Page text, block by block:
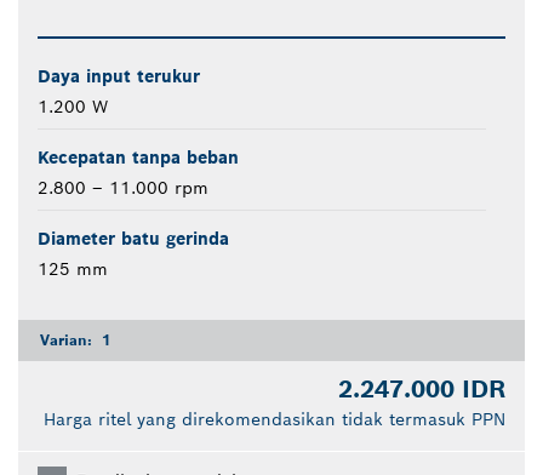
Daya input terukur
1.200 W
Kecepatan tanpa beban
2.800 – 11.000 rpm
Diameter batu gerinda
125 mm
Varian: 1
2.247.000 IDR
Harga ritel yang direkomendasikan tidak termasuk PPN